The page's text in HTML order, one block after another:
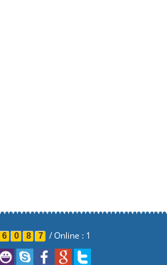
6 0 8 7 /Online : 1